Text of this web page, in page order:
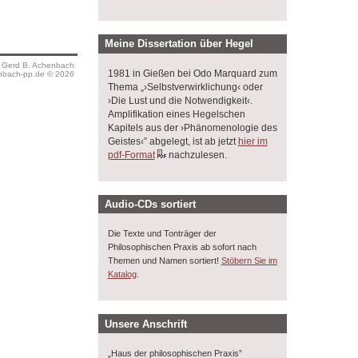
B. Achenbach
pp.de © 2026
Meine Dissertation über Hegel
1981 in Gießen bei Odo Marquard zum
Thema „›Selbstverwirklichung‹ oder
›Die Lust und die Notwendigkeit‹.
Amplifikation eines Hegelschen
Kapitels aus der ›Phänomenologie des
Geistes‹” abgelegt, ist ab jetzt hier im
pdf-Format
nachzulesen.
Audio-CDs sortiert
Die Texte und Tonträger der
Philosophischen Praxis ab sofort nach
Themen und Namen sortiert! Stöbern Sie im
Katalog.
Unsere Anschrift
„Haus der philosophischen Praxis”